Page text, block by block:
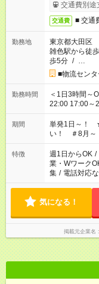
交通費別途
交通費 ■ 交通
勤務地
東京都大田区
雑色駅から徒
歩5分 / …
■物流セン
勤務時間
＜1日3時間～OK！＞ ▼ 例えば… ▼ 15:00
22:00 17:00～22:00 など こちら以外
ださい！
期間
単発1日～！
い！ ＃8月
特徴 週1日からOK /
業・Wワーク
集 / 電話対応
気になる！
掲載元企業名